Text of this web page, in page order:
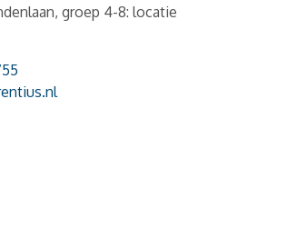
groep 4-8: locatie